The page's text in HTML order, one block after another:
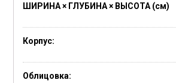
ШИРИНА × ГЛУБИНА × ВЫСОТА (см)
Корпус:
Облицовка: